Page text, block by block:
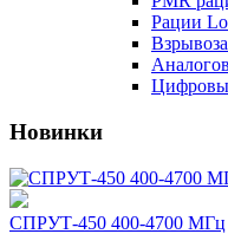
Рации
Новинки
СПРУТ-450 400-4700 МГц